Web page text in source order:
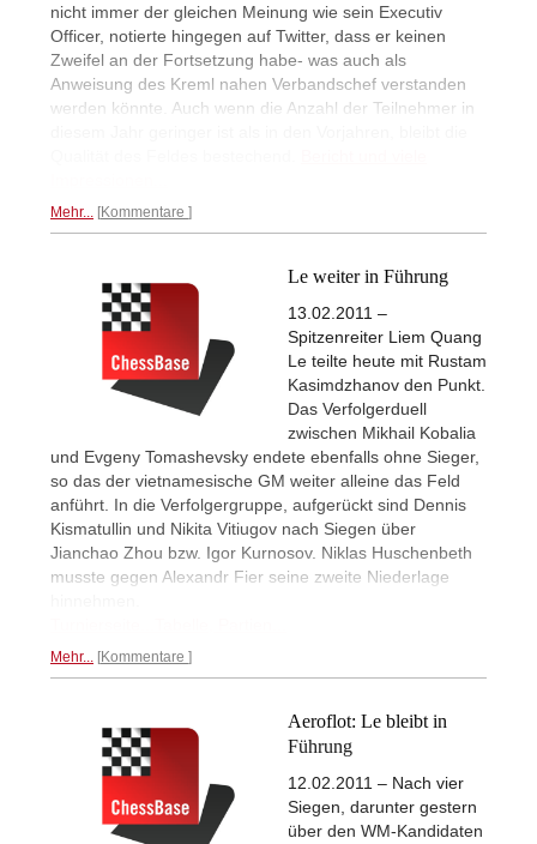
nicht immer der gleichen Meinung wie sein Executiv
Officer, notierte hingegen auf Twitter, dass er keinen
Zweifel an der Fortsetzung habe- was auch als
Anweisung des Kreml nahen Verbandschef verstanden
werden könnte. Auch wenn die Anzahl der Teilnehmer in
Mehr... Kommentare
Le weiter in Führung
13.02.2011 –
Spitzenreiter Liem Quang
Le teilte heute mit Rustam
Kasimdzhanov den Punkt.
Das Verfolgerduell
zwischen Mikhail Kobalia
und Evgeny Tomashevsky endete ebenfalls ohne Sieger,
so das der vietnamesische GM weiter alleine das Feld
anführt. In die Verfolgergruppe, aufgerückt sind Dennis
Kismatullin und Nikita Vitiugov nach Siegen über
Jianchao Zhou bzw. Igor Kurnosov. Niklas Huschenbeth
musste gegen Alexandr Fier seine zweite Niederlage
Mehr... Kommentare
Aeroflot: Le bleibt in
Führung
12.02.2011 – Nach vier
Siegen, darunter gestern
über den WM-Kandidaten